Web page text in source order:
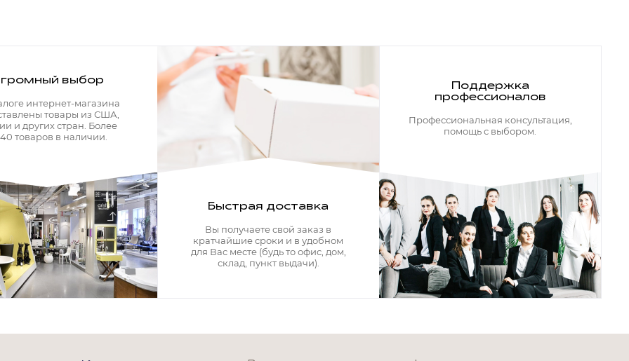
выбор
интернет-магазина
товары из США,
и других стран. Более
товаров в наличии.
Быстрая доставка
Вы получаете свой заказ в
кратчайшие сроки и в удобном
для Вас месте (будь то офис, дом,
склад, пункт выдачи).
Поддержка
профессионалов
Профессиональная консультация,
помощь с выбором.